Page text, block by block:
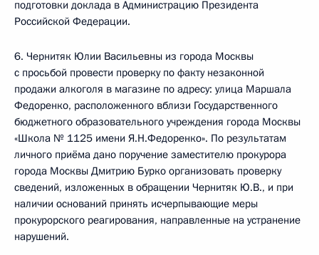
подготовки доклада в Администрацию Президента
Российской Федерации.
6. Чернитяк Юлии Васильевны из города Москвы
с просьбой провести проверку по факту незаконной
продажи алкоголя в магазине по адресу: улица Маршала
Федоренко, расположенного вблизи Государственного
бюджетного образовательного учреждения города Москвы
«Школа № 1125 имени Я.Н.Федоренко». По результатам
личного приёма дано поручение заместителю прокурора
города Москвы Дмитрию Бурко организовать проверку
сведений, изложенных в обращении Чернитяк Ю.В., и при
наличии оснований принять исчерпывающие меры
прокурорского реагирования, направленные на устранение
нарушений.